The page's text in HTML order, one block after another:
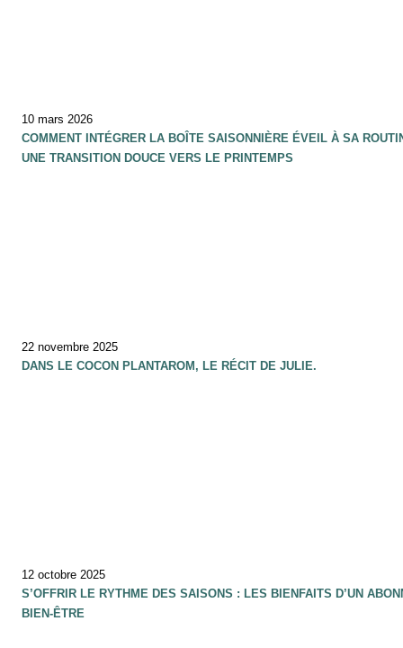
10 mars 2026
COMMENT INTÉGRER LA BOÎTE SAISONNIÈRE ÉVEIL À SA
UNE TRANSITION DOUCE VERS LE PRINTEMPS
22 novembre 2025
DANS LE COCON PLANTAROM, LE RÉCIT DE JULIE.
12 octobre 2025
S’OFFRIR LE RYTHME DES SAISONS : LES BIENFAITS D’UN
BIEN-ÊTRE